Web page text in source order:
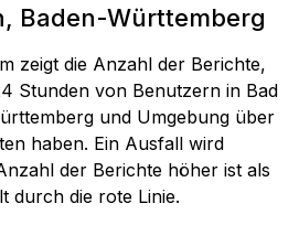
Baden-Württemberg
zeigt die Anzahl der Berichte,
Stunden von Benutzern in Bad
und Umgebung über
haben. Ein Ausfall wird
der Berichte höher ist als
durch die rote Linie.